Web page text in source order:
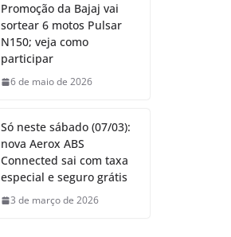
Promoção da Bajaj vai
sortear 6 motos Pulsar
N150; veja como
participar
6 de maio de 2026
Só neste sábado (07/03):
nova Aerox ABS
Connected sai com taxa
especial e seguro grátis
3 de março de 2026